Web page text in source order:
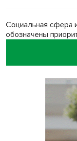
Социальная сфера
обозначены